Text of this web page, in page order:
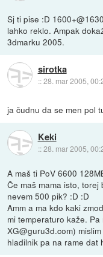
Sj ti pise :D
lahko reklo. Ampak
3dmarku 2005.
sirotka
::28. mar 2005,
ja čudnu da se men pol
Keki
::28. mar 2005,
A maš ti PoV 6600
Če maš mama isto,
nevem 500 pik? :D :D
Amm a ma kdo kaki
mi temperaturo kaže.
XG@guru3d.com)
hladilnik pa na rame dat